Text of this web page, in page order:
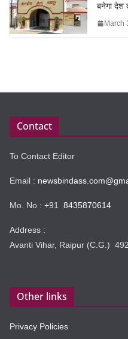
बनेगा देश
March
Contact
To Contact Editor
Email :
Mo. No : +91 8435870614
Address :
Avanti Vihar, Raipur (C.G.)
Other links
Privacy Policies